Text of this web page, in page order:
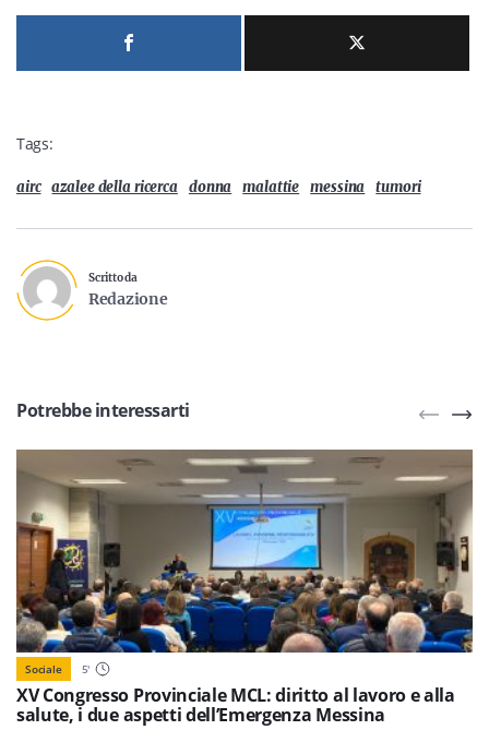
Tags:
airc azalee della ricerca donna malattie messina tumori
Scritto da
Redazione
Potrebbe interessarti
Sociale 5'
XV Congresso Provinciale MCL: diritto al lavoro e alla
salute, i due aspetti dell’Emergenza Messina